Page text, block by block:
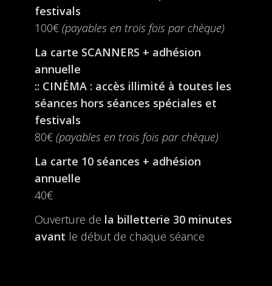
festivals
100€ (payables en trois fois par chèque)
La carte SCANNERS + adhésion
annuelle
:: CINÉMA : accès illimité à toutes les
séances hors séances spéciales et
festivals
80€ (payables en trois fois par chèque)
La carte 10 séances + adhésion
annuelle
40€
Ouverture de la billetterie 30 minutes
avant le début de chaque séance